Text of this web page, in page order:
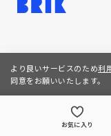
お気に入り
より良いサービスのため利
同意をお願いいたします。